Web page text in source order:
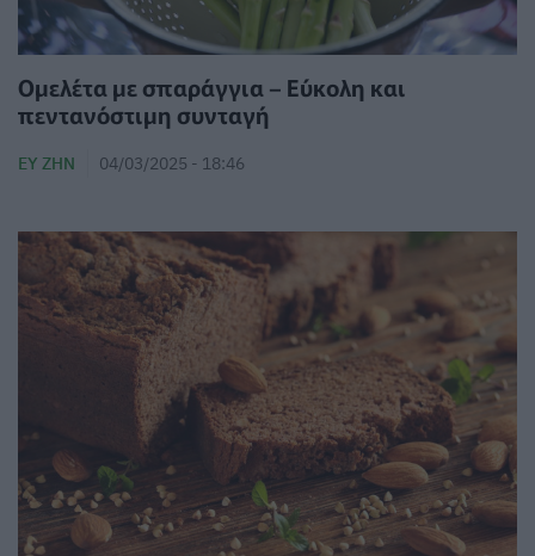
Ομελέτα με σπαράγγια – Εύκολη και
πεντανόστιμη συνταγή
ΕΥ ΖΗΝ 04/03/2025 - 18:46